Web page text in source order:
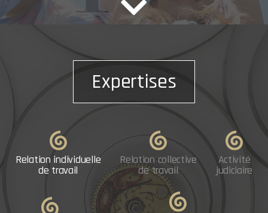
Expertises
Relation individuelle
de travail
Relation collective
de travail
Activité
judiciaire